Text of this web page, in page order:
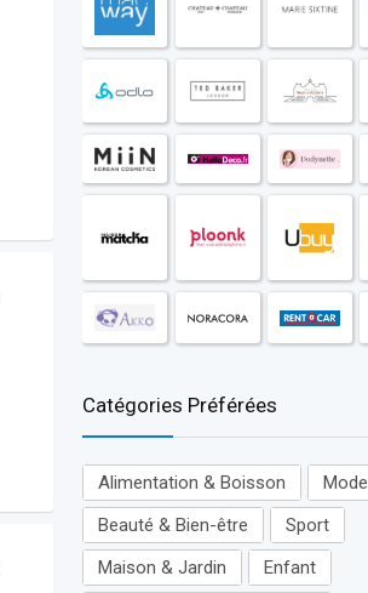
Catégories Préférées
Alimentation & Boisson
Mode
Beauté & Bien-être
Sport
Maison & Jardin
Enfant